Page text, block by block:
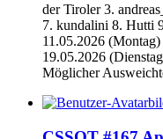
der Tiroler 3.
7. kundalini 8. Hutti
11.05.2026
19.05.2026
Möglicher